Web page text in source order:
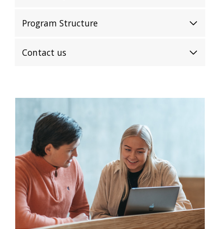
Program Structure
Contact us